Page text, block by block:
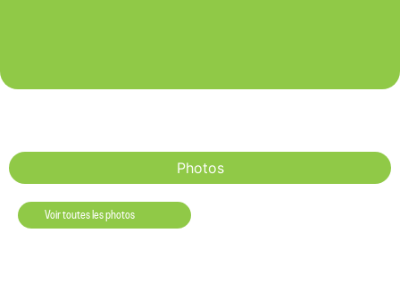
Photos
Voir toutes les photos